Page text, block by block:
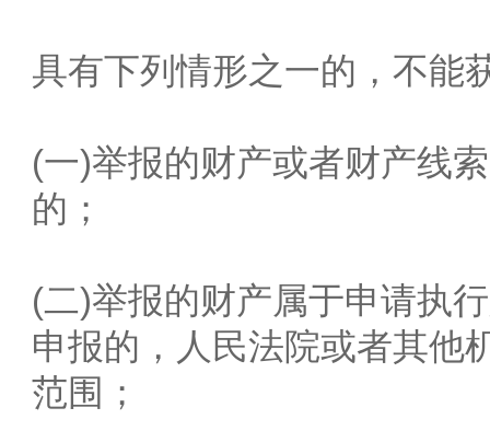
具有下列情形之一的，不能
(一)举报的财产或者财产线
的；
(二)举报的财产属于申请执
申报的，人民法院或者其他
范围；